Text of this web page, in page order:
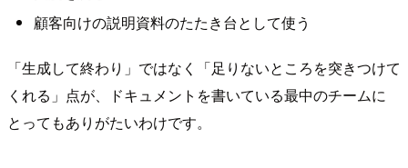
顧客向けの説明資料のたたき台として使う
「生成して終わり」ではなく「足りないところを突きつけて
くれる」点が、ドキュメントを書いている最中のチームに
とってもありがたいわけです。